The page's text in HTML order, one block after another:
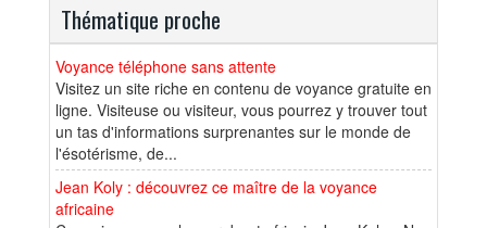
Thématique proche
Voyance téléphone sans attente
Visitez un site riche en contenu de voyance gratuite en
ligne. Visiteuse ou visiteur, vous pourrez y trouver tout
un tas d'informations surprenantes sur le monde de
l'ésotérisme, de...
Jean Koly : découvrez ce maître de la voyance
africaine